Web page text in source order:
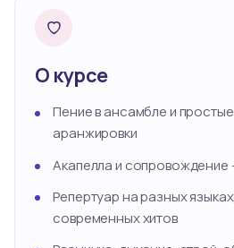
О курсе
Пение в ансамбле и
аранжировки
Акапелла и
Репертуар на разных
современных хитов